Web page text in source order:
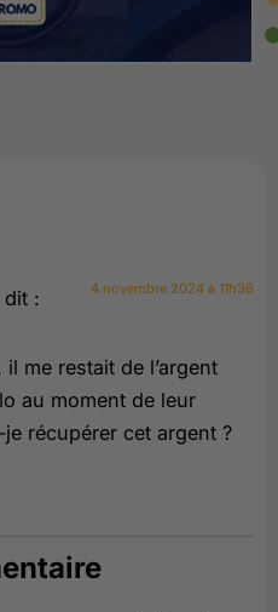
dit : 4 novembre 2024 à 11h36
me restait de l’argent
au moment de leur
récupérer cet argent ?